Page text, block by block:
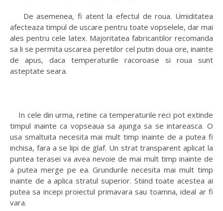
De asemenea, fi atent la efectul de roua. Umiditatea
afecteaza timpul de uscare pentru toate vopselele, dar mai
ales pentru cele latex. Majoritatea fabricantilor recomanda
sa li se permita uscarea peretilor cel putin doua ore, inainte
de apus, daca temperaturile racoroase si roua sunt
asteptate seara.
In cele din urma, retine ca temperaturile reci pot extinde
timpul inainte ca vopseaua sa ajunga sa se intareasca. O
usa smaltuita necesita mai mult timp inainte de a putea fi
inchisa, fara a se lipi de glaf. Un strat transparent aplicat la
puntea terasei va avea nevoie de mai mult timp inainte de
a putea merge pe ea. Grundurile necesita mai mult timp
inainte de a aplica stratul superior. Stiind toate acestea ai
putea sa incepi proiectul primavara sau toamna, ideal ar fi
vara.